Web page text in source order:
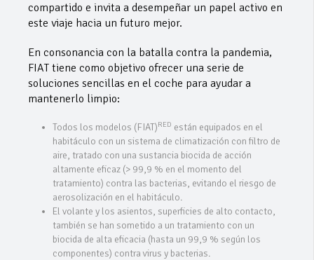
compartido e invita a desempeñar un papel activo en
este viaje hacia un futuro mejor.
En consonancia con la batalla contra la pandemia,
FIAT tiene como objetivo ofrecer una serie de
soluciones sencillas en el coche para ayudar a
mantenerlo limpio:
Todos los modelos (FIAT)RED están equipados en el
habitáculo con un sistema de climatización con filtro de
aire, tratado con una sustancia biocida de acción
altamente eficaz (> 99,9 % en el momento del
tratamiento) contra las bacterias, evitando el riesgo de
aerosolización en el habitáculo.
El volante y los asientos, superficies de alto contacto,
también se han sometido a un tratamiento con un
biocida de alta eficacia (hasta un 99,9 % según los
componentes) contra virus y bacterias.